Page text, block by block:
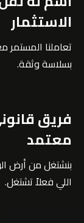
الاستثمار
تعاملنا المستمر
بسلاسة وثقة.
فريق
معتمد
بنشتغل من أرض
اللي فعلاً تشتغل.